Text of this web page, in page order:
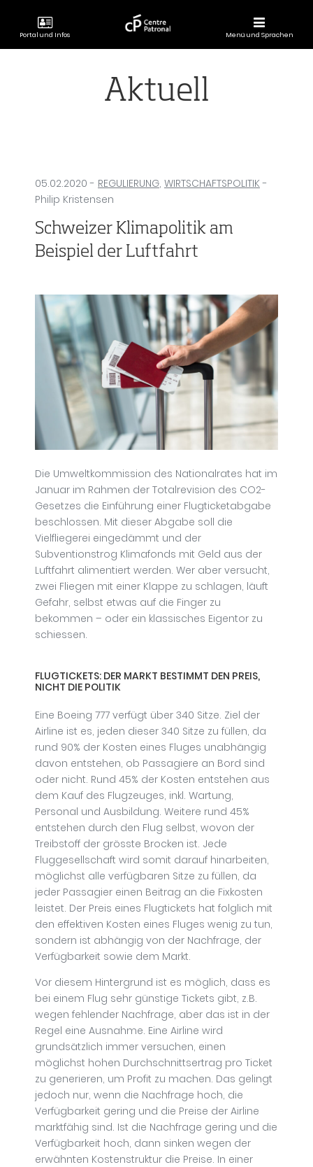
Portal und Infos
CENTRE
Menü und Sprachen
Aktuell
05.02.2020 - REGULIERUNG, WIRTSCHAFTSPOLITIK -
Philip Kristensen
Schweizer Klimapolitik am
Beispiel der Luftfahrt
Die Umweltkommission des Nationalrates hat im
Januar im Rahmen der Totalrevision des CO2-
Gesetzes die Einführung einer Flugticketabgabe
beschlossen. Mit dieser Abgabe soll die
Vielfliegerei eingedämmt und der
Subventionstrog Klimafonds mit Geld aus der
Luftfahrt alimentiert werden. Wer aber versucht,
zwei Fliegen mit einer Klappe zu schlagen, läuft
Gefahr, selbst etwas auf die Finger zu
bekommen – oder ein klassisches Eigentor zu
schiessen.
FLUGTICKETS: DER MARKT BESTIMMT DEN PREIS,
NICHT DIE POLITIK
Eine Boeing 777 verfügt über 340 Sitze. Ziel der
Airline ist es, jeden dieser 340 Sitze zu füllen, da
rund 90% der Kosten eines Fluges unabhängig
davon entstehen, ob Passagiere an Bord sind
oder nicht. Rund 45% der Kosten entstehen aus
dem Kauf des Flugzeuges, inkl. Wartung,
Personal und Ausbildung. Weitere rund 45%
entstehen durch den Flug selbst, wovon der
Treibstoff der grösste Brocken ist. Jede
Fluggesellschaft wird somit darauf hinarbeiten,
möglichst alle verfügbaren Sitze zu füllen, da
jeder Passagier einen Beitrag an die Fixkosten
leistet. Der Preis eines Flugtickets hat folglich mit
den effektiven Kosten eines Fluges wenig zu tun,
sondern ist abhängig von der Nachfrage, der
Verfügbarkeit sowie dem Markt.
Vor diesem Hintergrund ist es möglich, dass es
bei einem Flug sehr günstige Tickets gibt, z.B.
wegen fehlender Nachfrage, aber das ist in der
Regel eine Ausnahme. Eine Airline wird
grundsätzlich immer versuchen, einen
möglichst hohen Durchschnittsertrag pro Ticket
zu generieren, um Profit zu machen. Das gelingt
jedoch nur, wenn die Nachfrage hoch, die
Verfügbarkeit gering und die Preise der Airline
marktfähig sind. Ist die Nachfrage gering und die
Verfügbarkeit hoch, dann sinken wegen der
erwähnten Kostenstruktur die Preise. In einer